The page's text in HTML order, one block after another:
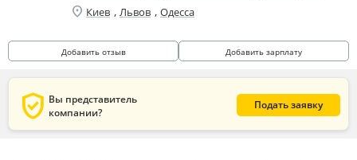
location_on Киев , Львов , Одесса
Добавить отзыв Добавить зарплату
verified_user Вы представитель
компании?
Подать заявку